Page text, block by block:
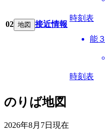
02 地図 接近情報
時刻表
能３
時刻表
のりば地図
2026年8月7日 現在